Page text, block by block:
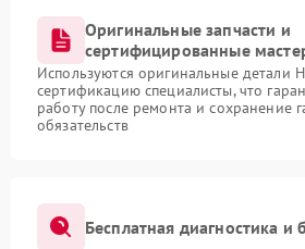
Оригинальные запчасти и
сертифицированные
Используются оригинальные детали
сертификацию специалисты, что
работу после ремонта и сохранение
обязательств
Бесплатная диагностика